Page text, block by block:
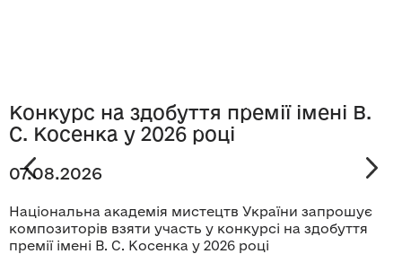
Конкурс на здобуття премії імені В.
С. Косенка у 2026 році
07.08.2026
Національна академія мистецтв України запрошує
композиторів взяти участь у конкурсі на здобуття
премії імені В. С. Косенка у 2026 році